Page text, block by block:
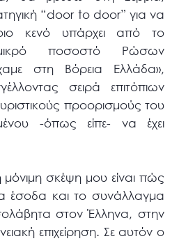
“door to door” για να
κενό υπάρχει από το
ποσοστό Ρώσων
στη Βόρεια Ελλάδα»,
σειρά επιτόπιων
προορισμούς του
-όπως είπε- να έχει
σκέψη μου είναι πώς
έσοδα και το συνάλλαγμα
στον Έλληνα, στην
επιχείρηση. Σε αυτόν ο